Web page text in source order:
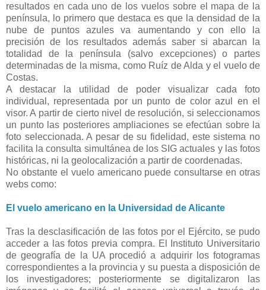
resultados en cada uno de los vuelos sobre el mapa de la
península, lo primero que destaca es que la densidad de la
nube de puntos azules va aumentando y con ello la
precisión de los resultados además saber si abarcan la
totalidad de la península (salvo excepciones) o partes
determinadas de la misma, como Ruíz de Alda y el vuelo de
Costas.
A destacar la utilidad de poder visualizar cada foto
individual, representada por un punto de color azul en el
visor. A partir de cierto nivel de resolución, si seleccionamos
un punto las posteriores ampliaciones se efectúan sobre la
foto seleccionada. A pesar de su fidelidad, este sistema no
facilita la consulta simultánea de los SIG actuales y las fotos
históricas, ni la geolocalización a partir de coordenadas.
No obstante el vuelo americano puede consultarse en otras
webs como:
El vuelo americano en la Universidad de Alicante
Tras la desclasificación de las fotos por el Ejército, se pudo
acceder a las fotos previa compra. El Instituto Universitario
de geografía de la UA procedió a adquirir los fotogramas
correspondientes a la provincia y su puesta a disposición de
los investigadores; posteriormente se digitalizaron las